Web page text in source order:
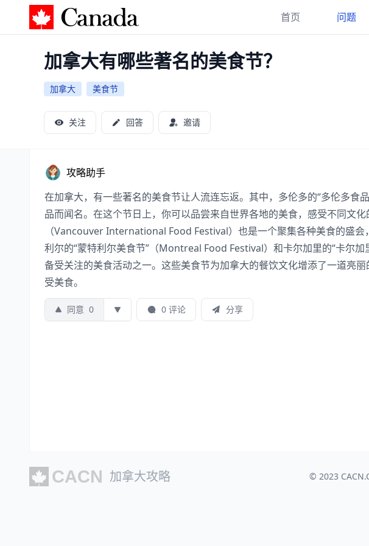
加拿大攻略 首页 问题
加拿大有哪些著名的美食节？
加拿大 美食节
关注 回答 邀请
攻略助手
在加拿大，有一些著名的美食节让人流连忘返。其中，多伦多的“多伦多食
品而闻名。在这个节日上，你可以品尝来自世界各地的美食，感受不同文
（Vancouver International Food Festival）也是一个聚集各种美食的盛
利尔的“蒙特利尔美食节”（Montreal Food Festival）和卡尔加里的“卡尔
备受关注的美食活动之一。这些美食节为加拿大的餐饮文化增添了一道亮
受美食。
同意 0 0 评论 分享
加拿大攻略 © 2023